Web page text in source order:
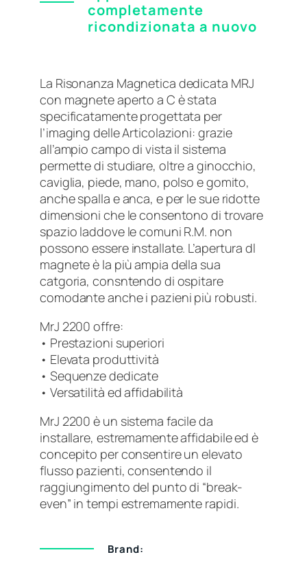
completamente
ricondizionata a nuovo
La Risonanza Magnetica dedicata MRJ
con magnete aperto a C è stata
specificatamente progettata per
l’imaging delle Articolazioni: grazie
all’ampio campo di vista il sistema
permette di studiare, oltre a ginocchio,
caviglia, piede, mano, polso e gomito,
anche spalla e anca, e per le sue ridotte
dimensioni che le consentono di trovare
spazio laddove le comuni R.M. non
possono essere installate. L’apertura dl
magnete è la più ampia della sua
catgoria, consntendo di ospitare
comodante anche i pazieni più robusti.
MrJ 2200 offre:
• Prestazioni superiori
• Elevata produttività
• Sequenze dedicate
• Versatilità ed affidabilità
MrJ 2200 è un sistema facile da
installare, estremamente affidabile ed è
concepito per consentire un elevato
flusso pazienti, consentendo il
raggiungimento del punto di “break-
even” in tempi estremamente rapidi.
Brand: